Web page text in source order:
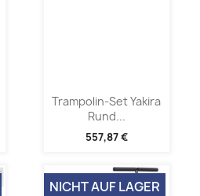
Trampolin-Set Yakira
Rund...
557,87 €
NICHT AUF LAGER